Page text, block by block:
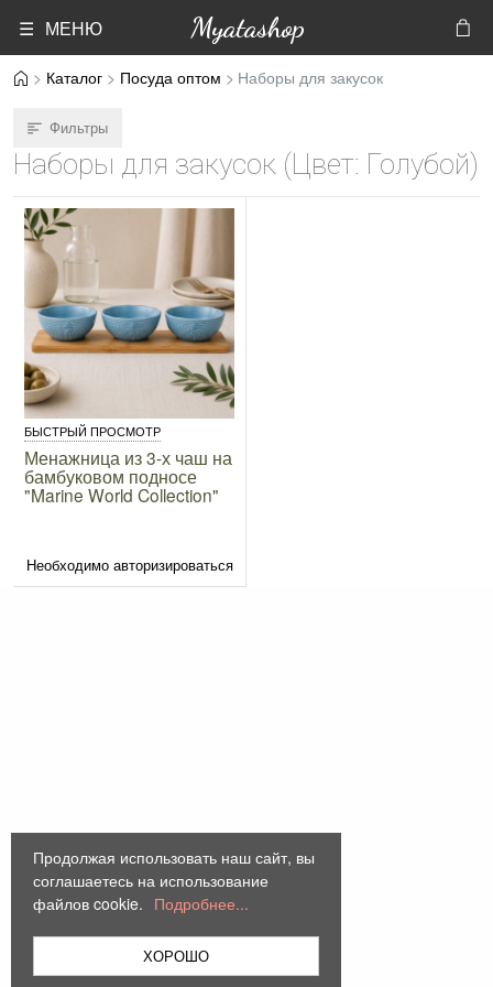
☰ МЕНЮ Myatashop
Каталог Посуда оптом Наборы для закусок
Фильтры
Наборы для закусок (Цвет: Голубой)
БЫСТРЫЙ ПРОСМОТР
Менажница из 3-х чаш на
бамбуковом подносе
"Marine World Collection"
Необходимо авторизироваться
Продолжая использовать наш сайт, вы
соглашаетесь на использование
файлов cookie. Подробнее...
ХОРОШО